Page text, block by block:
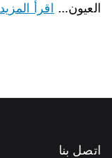
العيون… اقرأ المزيد
اتصل بنا